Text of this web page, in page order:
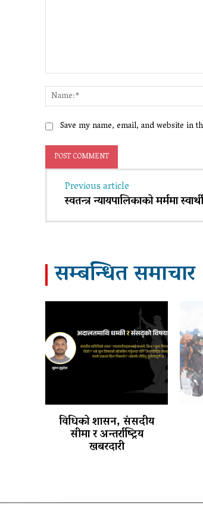
Save my name, email, and website
Previous article
स्वतन्त्र न्यायपालिकाको मर्ममा
सम्बन्धित समाचार
विधिको शासन, संसदीय
सीमा र अन्तर्राष्ट्रिय
खबरदारी